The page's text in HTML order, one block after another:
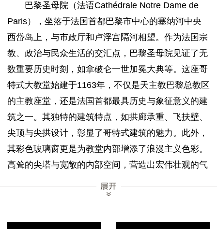
巴黎圣母院（法语Cathédrale Notre Dame de
Paris），坐落于法国首都巴黎市中心的塞纳河中央
西岱岛上，与市政厅和卢浮宫隔河相望。作为法国宗
教、政治与民众生活的交汇点，巴黎圣母院见证了无
数重要历史时刻，如拿破仑一世加冕大典等。这座哥
特式大教堂始建于1163年，不仅是天主教巴黎总教区
的主教座堂，还是法国首都最具历史与象征意义的建
筑之一。其独特的建筑特点，如拱廊承重、飞扶壁、
尖顶与尖拱设计，彰显了哥特式建筑的魅力。此外，
其彩色玻璃窗更是为教堂内部增添了浪漫主义色彩。
高耸的尖塔与宽敞的内部空间，营造出宏伟壮观的气
势与一份神秘感，同时也闪烁着建筑师的智慧之光。
除了建筑艺术，巴黎圣母院的雕塑、绘画及内部珍藏